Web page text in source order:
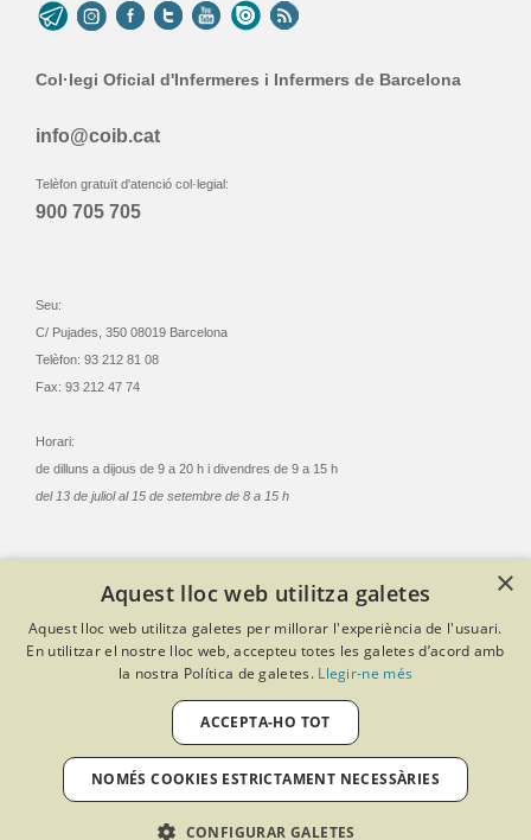
Col·legi Oficial d'Infermeres i Infermers de Barcelona
info@coib.cat
Telèfon gratuït d'atenció col·legial:
900 705 705
Seu:
C/ Pujades, 350 08019 Barcelona
Telèfon: 93 212 81 08
Fax: 93 212 47 74
Horari:
de dilluns a dijous de 9 a 20 h i divendres de 9 a 15 h
del 13 de juliol al 15 de setembre de 8 a 15 h
© Col·legi Oficial Infermeres i Infermers de Barcelona
Criteris de privacitat
Política de cookies
Avís legal
Política de protecció de dades
Política de qualitat
Desenvolupat amb Softeng Portal Builder
×
Aquest lloc web utilitza galetes
Aquest lloc web utilitza galetes per millorar l'experiència de l'usuari.
En utilitzar el nostre lloc web, accepteu totes les galetes d’acord amb
la nostra Política de galetes. Llegir-ne més
ACCEPTA-HO TOT
NOMÉS COOKIES ESTRICTAMENT NECESSÀRIES
CONFIGURAR GALETES